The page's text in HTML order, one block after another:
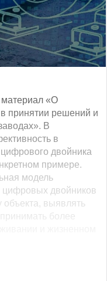
материал «О
принятии решений и
В
в
двойника
примере.
модель
цифровых двойников
объекта, выявлять